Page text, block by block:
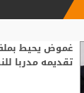
حكم الفيديو
غموض يحيط
تقديمه مدربا